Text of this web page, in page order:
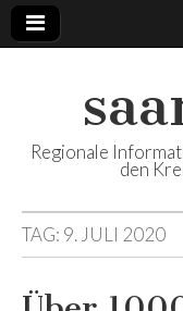
Regionale
den
TAG: 9. JULI 2020